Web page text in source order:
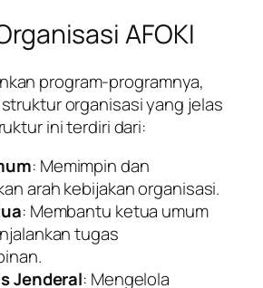
AFOKI
program-programnya,
struktur organisasi yang jelas
ini terdiri dari:
: Memimpin dan
arah kebijakan organisasi.
: Membantu ketua umum
tugas
Jenderal: Mengelola